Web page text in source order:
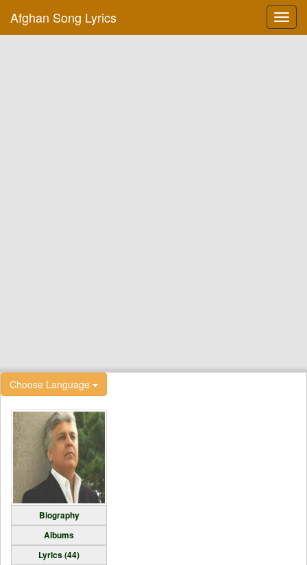
Afghan Song Lyrics
Choose Language
Biography
Albums
Lyrics (44)